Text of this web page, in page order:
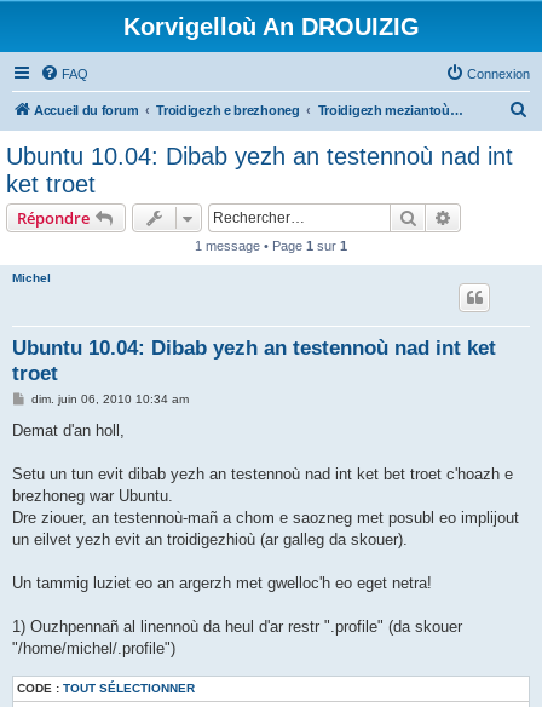
Korvigelloù An DROUIZIG
FAQ Connexion
Accueil du forum Troidigezh e brezhoneg Troidigezh meziantoù all (frank a wirioù evit an darn vrasañ anezho)
Ubuntu 10.04: Dibab yezh an testennoù nad int
ket troet
Répondre Rechercher
1 message • Page 1 sur 1
Michel
Ubuntu 10.04: Dibab yezh an testennoù nad int ket
troet
M
s
g
dim. juin 06, 2010 10:34 am
Demat d'an holl,
Setu un tun evit dibab yezh an testennoù nad int ket bet troet c'hoazh e
brezhoneg war Ubuntu.
Dre ziouer, an testennoù-mañ a chom e saozneg met posubl eo implijout
un eilvet yezh evit an troidigezhioù (ar galleg da skouer).
Un tammig luziet eo an argerzh met gwelloc'h eo eget netra!
1) Ouzhpennañ al linennoù da heul d'ar restr ".profile" (da skouer
"/home/michel/.profile")
CODE : TOUT SÉLECTIONNER